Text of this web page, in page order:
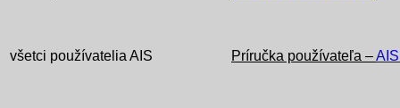
všetci používatelia AIS Príručka používateľa –